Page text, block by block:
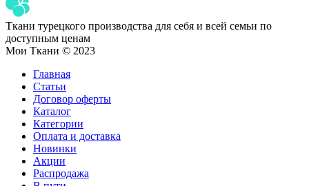
Ткани турецкого производства для себя и всей семьи по
доступным ценам
Мои Ткани © 2023
Главная
Статьи
Договор оферты
Каталог
Категории
Оплата и доставка
Новинки
Акции
Распродажа